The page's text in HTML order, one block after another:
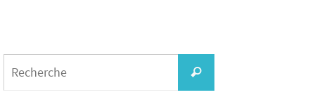
Recherche